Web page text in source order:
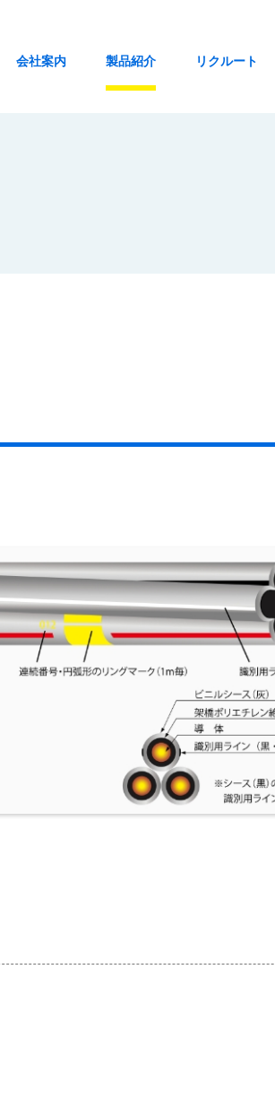
会社案内 製品紹介 リクルート